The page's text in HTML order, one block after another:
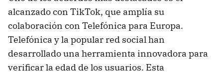
alcanzado con TikTok, que amplía su
colaboración con Telefónica para Europa.
Telefónica y la popular red social han
desarrollado una herramienta innovadora para
verificar la edad de los usuarios. Esta